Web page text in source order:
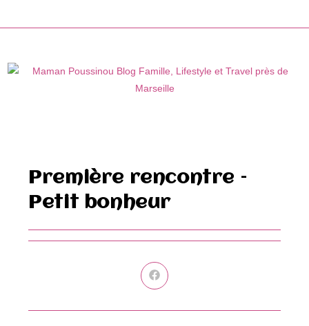
Première rencontre –
Petit bonheur
Ouvrir
dans
autre